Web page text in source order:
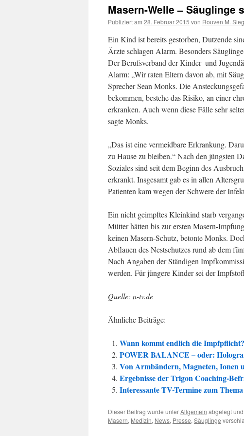
Masern-Welle – Säuglinge
Publiziert am 28. Februar 2015 von Rouven M.
Ein Kind ist bereits gestorben, Dutzende
Ärzte schlagen Alarm. Besonders
Der Berufsverband der Kinder- und
Alarm: „Wir raten Eltern davon ab, mit
Sprecher Sean Monks. Die
bekommen, bestehe das Risiko, an einer
erkranken. Auch wenn diese Fälle sehr
sagte Monks.
„Das ist eine vermeidbare Erkrankung.
zu Hause zu bleiben.“ Nach den jüngsten
Soziales sind seit dem Beginn des
erkrankt. Insgesamt gab es in allen
Patienten kam wegen der Schwere der
Ein nicht geimpftes Kleinkind starb
Mütter hätten bis zur ersten Masern-
keinen Masern-Schutz, betonte Monks.
Abflauen des Nestschutzes rund ab dem
Nach Angaben der Ständigen
werden. Für jüngere Kinder sei der
Quelle: n-tv.de
Ähnliche Beiträge:
Wann kommt endlich die Impfpflicht?
POWER BALANCE – oder:
Von Armbändern, Magneten, Ionen
Ergebnisse der Trigon Coaching-
Interessante TV-Termine zum
Dieser Beitrag wurde unterAllgemein abgelegt
Masern, Medizin, News, Presse, Säuglinge